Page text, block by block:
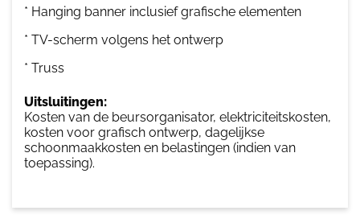
* Hanging banner inclusief grafische elementen
* TV-scherm volgens het ontwerp
* Truss
Uitsluitingen:
Kosten van de beursorganisator, elektriciteitskosten,
kosten voor grafisch ontwerp, dagelijkse
schoonmaakkosten en belastingen (indien van
toepassing).